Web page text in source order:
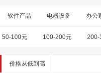
软件产品 电器设备 办公
50-100元 100-200元 200-
价格从低到高